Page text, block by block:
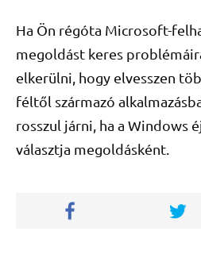
Ha Ön régóta Microsoft-
megoldást keres
elkerülni, hogy elvesszen
féltől származó
rosszul járni, ha a Windows
választja megoldásként.